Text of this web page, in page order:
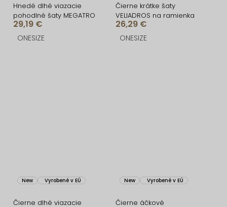
Hnedé dlhé viazacie
pohodlné šaty MEGATRO
29,19 €
ONESIZE
Čierne krátke šaty
VELIADROS na ramienka
26,29 €
ONESIZE
New Vyrobené v EÚ
Čierne dlhé viazacie
New Vyrobené v EÚ
Čierne áčkové